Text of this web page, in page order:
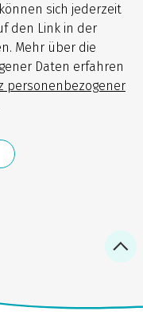
sich jederzeit
den Link in der
Mehr über die
Daten erfahren
personenbezogener